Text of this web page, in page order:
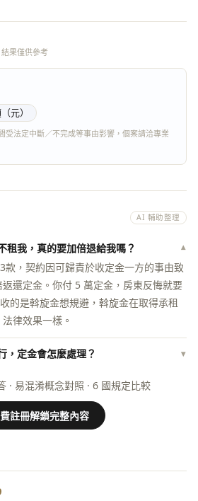
果僅供參考
元）
受法定中斷／不完成等事由影響，個案請洽專業
AI 輔助整理
租我，真的要加倍退給我嗎？ ▾
款，契約因可歸責於收定金一方的事由致
還定金。你付 5 萬定金，房東反悔就要
的是斡旋金想規避，斡旋金在取得承租
律效果一樣。
，定金會怎麼處理？ ▾
· 易混淆概念對照 · 6 國規定比較
註冊解鎖完整內容